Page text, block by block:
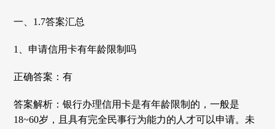
一、1.7答案汇总
1、申请信用卡有年龄限制吗
正确答案：有
答案解析：银行办理信用卡是有年龄限制的，一般是
18~60岁，且具有完全民事行为能力的人才可以申请。未